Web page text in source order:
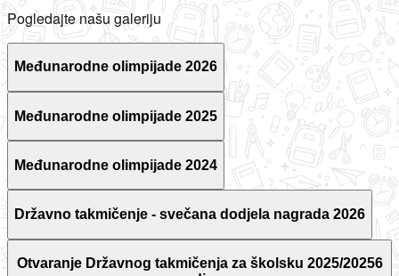
Pogledajte našu galeriju
Međunarodne olimpijade 2026
Međunarodne olimpijade 2025
Međunarodne olimpijade 2024
Državno takmičenje - svečana dodjela nagrada 2026
Otvaranje Državnog takmičenja za školsku 2025/20256